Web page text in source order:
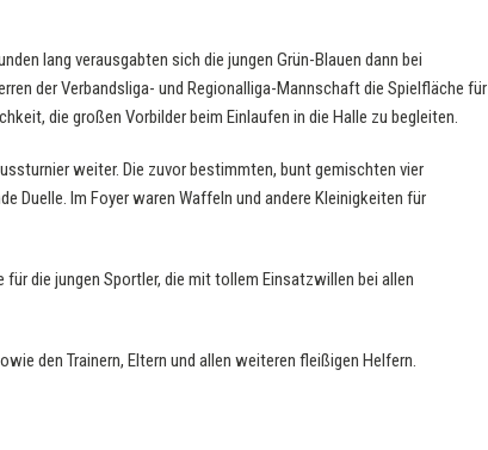
lang verausgabten sich die jungen Grün-Blauen dann bei
der Verbandsliga- und Regionalliga-Mannschaft die Spielfläche für
die großen Vorbilder beim Einlaufen in die Halle zu begleiten.
weiter. Die zuvor bestimmten, bunt gemischten vier
Duelle. Im Foyer waren Waffeln und andere Kleinigkeiten für
für die jungen Sportler, die mit tollem Einsatzwillen bei allen
den Trainern, Eltern und allen weiteren fleißigen Helfern.